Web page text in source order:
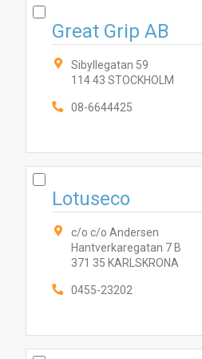
Great Grip AB
Sibyllegatan 59
114 43 STOCKHOLM
08-6644425
Lotuseco
c/o c/o Andersen
Hantverkaregatan 7 B
371 35 KARLSKRONA
0455-23202